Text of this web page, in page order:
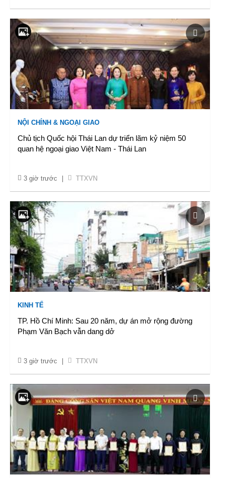
NỘI CHÍNH & NGOẠI GIAO
Chủ tịch Quốc hội Thái Lan dự triển lãm kỷ niệm 50
quan hệ ngoại giao Việt Nam - Thái Lan
3 giờ trước TTXVN
KINH TẾ
TP. Hồ Chí Minh: Sau 20 năm, dự án mở rộng đường
Phạm Văn Bạch vẫn dang dở
3 giờ trước TTXVN